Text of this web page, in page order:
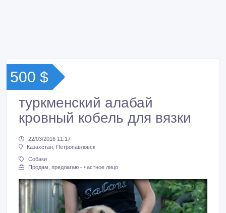
500 $
туркменский алабай
кровный кобель для вязки
22/03/2016 11:17
Казахстан, Петропавловск
Собаки
Продам, предлагаю - частное лицо